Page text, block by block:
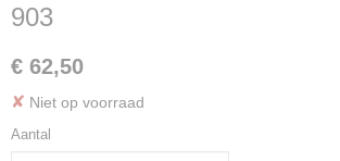
903
€ 62,50
✘ Niet op voorraad
Aantal